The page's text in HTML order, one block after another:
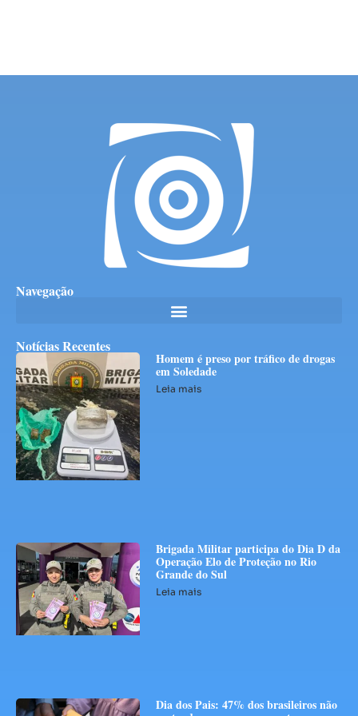
Navegação
Notícias Recentes
Homem é preso por tráfico de drogas
em Soledade
Leia mais
Brigada Militar participa do Dia D da
Operação Elo de Proteção no Rio
Grande do Sul
Leia mais
Dia dos Pais: 47% dos brasileiros não